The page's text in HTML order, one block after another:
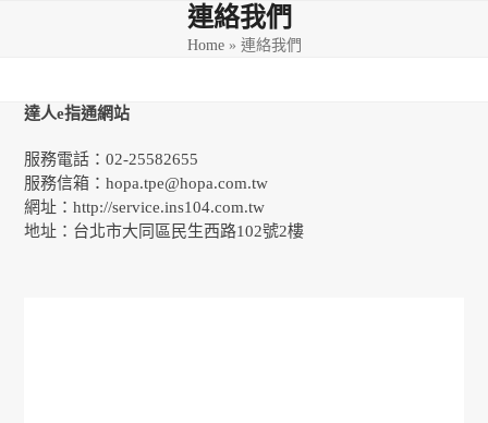
連絡我們
Home »連絡我們
達人e指通網站
服務電話：02-25582655
服務信箱：hopa.tpe@hopa.com.tw
網址：http://service.ins104.com.tw
地址：台北市大同區民生西路102號2樓